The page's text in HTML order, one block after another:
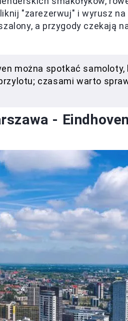
"zarezerwuj" i wyrusz
a przygody czekają
można spotkać
czasami warto
-